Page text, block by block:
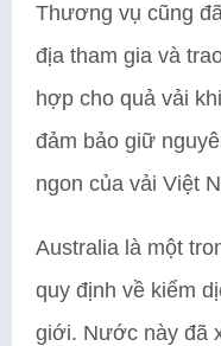
Thương vụ cũng
địa tham gia và
hợp cho quả vải
đảm bảo giữ
ngon của vải Việt
Australia là một
quy định về kiểm
giới. Nước này đã